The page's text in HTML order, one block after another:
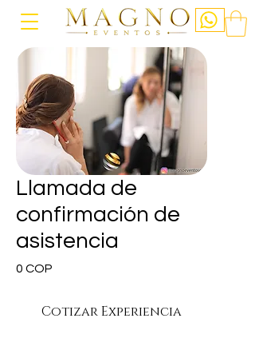
Llamada de
confirmación de
asistencia
0 COP
Cotizar Experiencia